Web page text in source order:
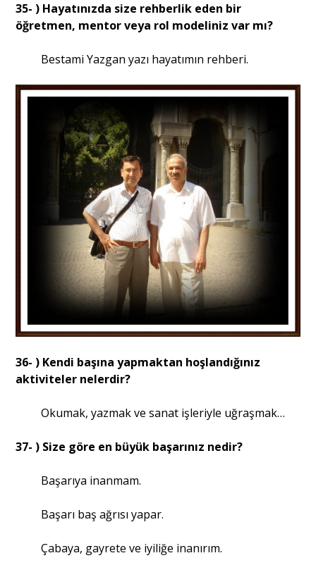
35- ) Hayatınızda size rehberlik eden bir
öğretmen, mentor veya rol modeliniz var mı?
Bestami Yazgan yazı hayatımın rehberi.
36- ) Kendi başına yapmaktan hoşlandığınız
aktiviteler nelerdir?
Okumak, yazmak ve sanat işleriyle uğraşmak…
37- ) Size göre en büyük başarınız nedir?
Başarıya inanmam.
Başarı baş ağrısı yapar.
Çabaya, gayrete ve iyiliğe inanırım.